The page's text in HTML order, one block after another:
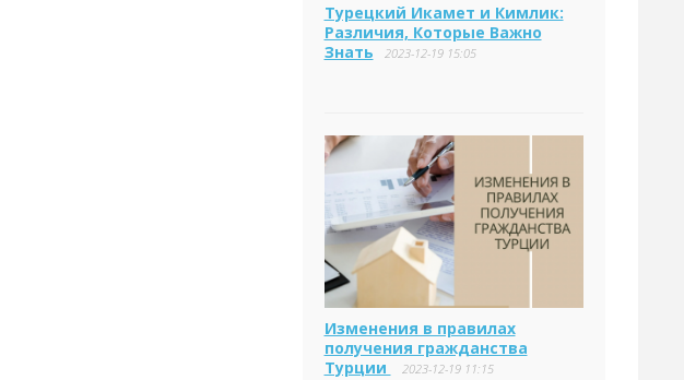
Турецкий Икамет и Кимлик:
Различия, Которые Важно
Знать
2023-12-19 15:05
Изменения в правилах
получения гражданства
Турции
2023-12-19 11:15